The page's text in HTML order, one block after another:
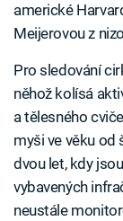
americké
Meijerovou z
Pro sledování
něhož kolísá
a tělesného
myši ve věku od
dvou let, kdy
vybavených
neustále